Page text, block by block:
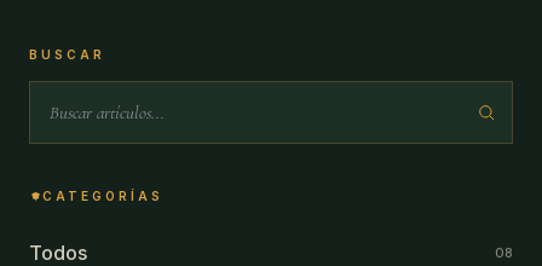
BUSCAR
CATEGORÍAS
Todos 08